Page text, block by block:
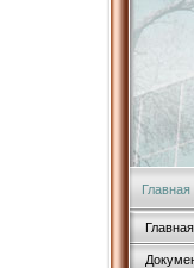
Главная